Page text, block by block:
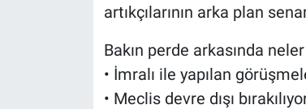
artıkçılarının arka plan
Bakın perde arkasında
• İmralı ile yapılan
• Meclis devre dışı